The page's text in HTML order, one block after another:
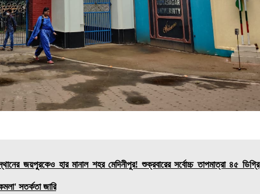
জয়পুরকেও হার মানাল শহর মেদিনীপুর! শুক্রবারের সর্বোচ্চ তাপমাত্রা ৪৫ ডিগ্রি
সতর্কতা জারি